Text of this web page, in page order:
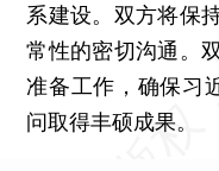
系建设。双方将保
常性的密切沟通。
准备工作，确保习
问取得丰硕成果。